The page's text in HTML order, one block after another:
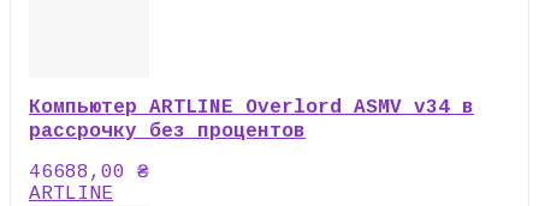
Компьютер ARTLINE Overlord ASMV v34 в
рассрочку без процентов
46688,00 ₴
ARTLINE